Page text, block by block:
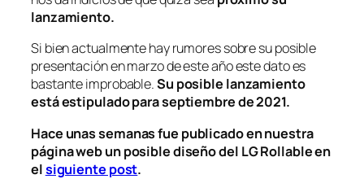
lanzamiento.
Si bien actualmente hay rumores sobre su posible
presentación en marzo de este año este dato es
bastante improbable.Su posible lanzamiento
está estipulado para septiembre de 2021.
Hace unas semanas fue publicado en nuestra
página web un posible diseño del LG Rollable en
elsiguiente post.